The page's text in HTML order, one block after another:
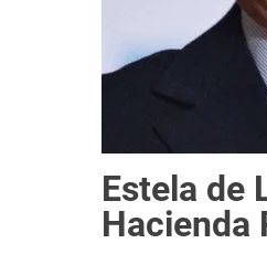
Estela de
Hacienda